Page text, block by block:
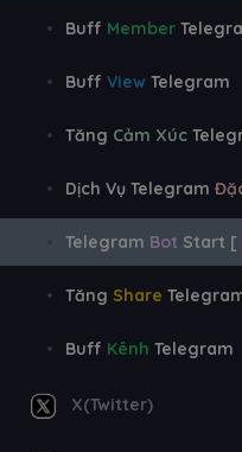
Buff Member
Buff View Telegram
Tăng Cảm Xúc
Dịch Vụ Telegram
Telegram Bot Start [
Tăng Share
Buff Kênh Telegram
X(Twitter)